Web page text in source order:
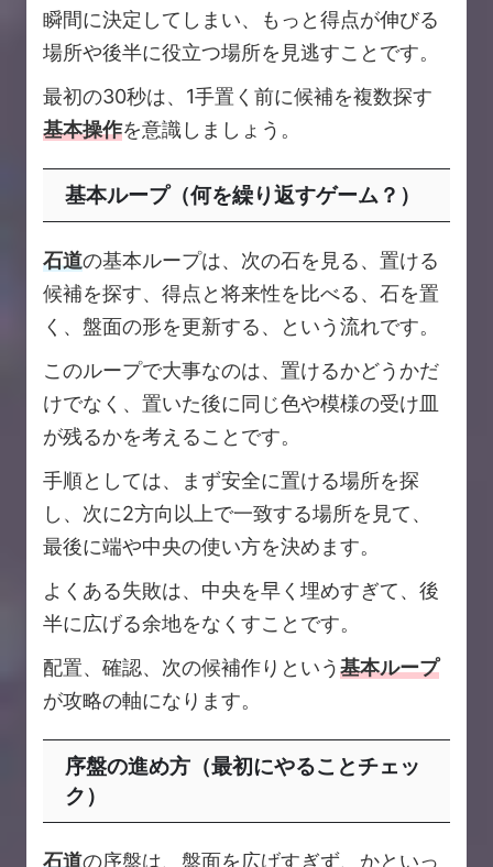
瞬間に決定してしまい、もっと得点が伸びる
場所や後半に役立つ場所を見逃すことです。
最初の30秒は、1手置く前に候補を複数探す
基本操作を意識しましょう。
基本ループ（何を繰り返すゲーム？）
石道の基本ループは、次の石を見る、置ける
候補を探す、得点と将来性を比べる、石を置
く、盤面の形を更新する、という流れです。
このループで大事なのは、置けるかどうかだ
けでなく、置いた後に同じ色や模様の受け皿
が残るかを考えることです。
手順としては、まず安全に置ける場所を探
し、次に2方向以上で一致する場所を見て、
最後に端や中央の使い方を決めます。
よくある失敗は、中央を早く埋めすぎて、後
半に広げる余地をなくすことです。
配置、確認、次の候補作りという基本ループ
が攻略の軸になります。
序盤の進め方（最初にやることチェッ
ク）
石道の序盤は、盤面を広げすぎず、かといっ